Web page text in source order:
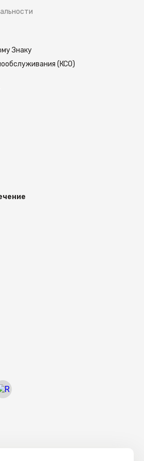
в наличии. Доставка
по Москве или в любой
товара. Оставьте заявку на
нам, чтобы оформить
Знаку
(КСО)